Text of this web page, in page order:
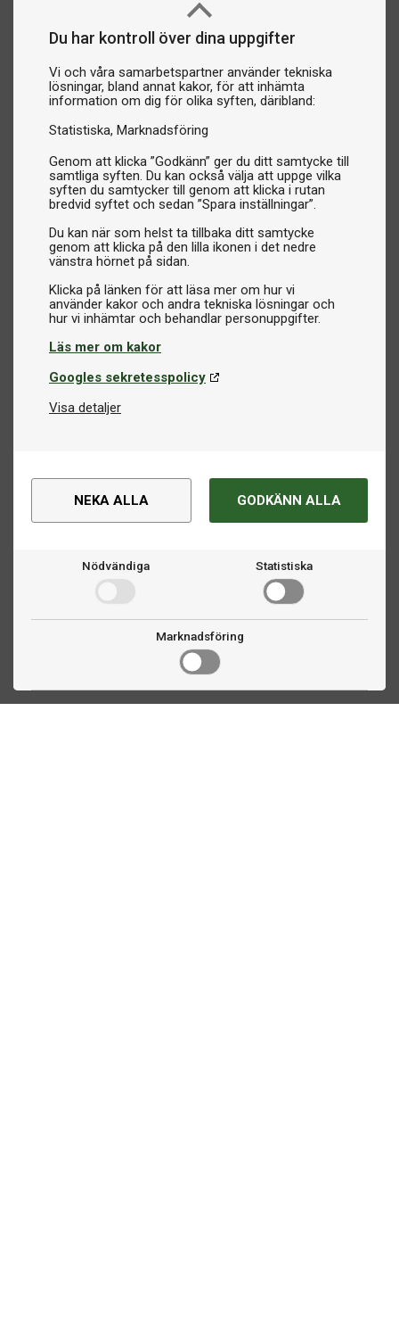
Du har kontroll över dina uppgifter
Vi och våra samarbetspartner använder tekniska
lösningar, bland annat kakor, för att inhämta
information om dig för olika syften, däribland:
Statistiska Marknadsföring
Genom att klicka ”Godkänn” ger du ditt samtycke till
samtliga syften. Du kan också välja att uppge vilka
syften du samtycker till genom att klicka i rutan
bredvid syftet och sedan ”Spara inställningar”.
Du kan när som helst ta tillbaka ditt samtycke
genom att klicka på den lilla ikonen i det nedre
vänstra hörnet på sidan.
Klicka på länken för att läsa mer om hur vi
använder kakor och andra tekniska lösningar och
Läs mer om kakor
Googles sekretesspolicy
Visa detaljer
NEKA ALLA GODKÄNN ALLA
Nödvändiga Statistiska
Marknadsföring